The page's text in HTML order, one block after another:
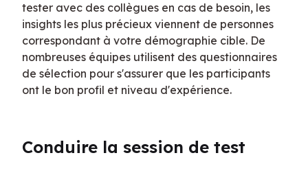
tester avec des collègues en cas de besoin, les
insights les plus précieux viennent de personnes
correspondant à votre démographie cible. De
nombreuses équipes utilisent des questionnaires
de sélection pour s'assurer que les participants
ont le bon profil et niveau d'expérience.
Conduire la session de test